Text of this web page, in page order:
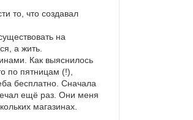
то, что создавал
на
а жить.
Как выяснилось
по пятницам (!),
бесплатно. Сначала
ещё раз. Они меня
магазинах.